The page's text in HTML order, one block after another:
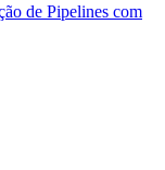
de Pipelines com